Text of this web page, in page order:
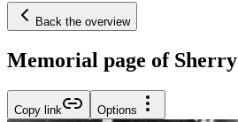
Back the overview
Memorial page of Sherry
Copy link Options